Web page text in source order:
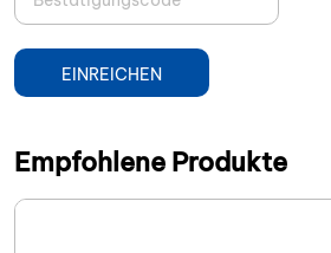
EINREICHEN
Empfohlene Produkte